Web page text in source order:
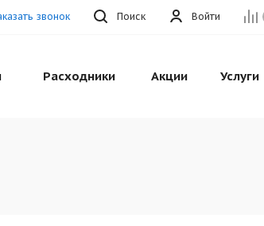
Войти
Поиск
звонок
Расходники Акции Услуги